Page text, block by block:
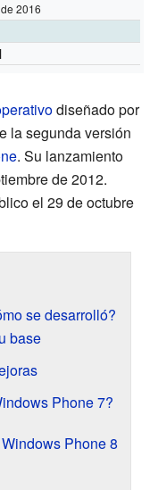
2016
diseñado por
la segunda versión
. Su lanzamiento
de 2012.
el 29 de octubre
se desarrolló?
base
Phone 7?
Phone 8